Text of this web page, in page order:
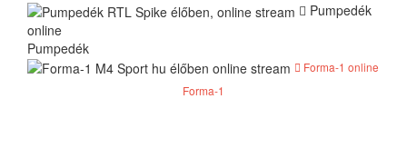
Pumpedék
online
Pumpedék
Forma-1 online
Forma-1